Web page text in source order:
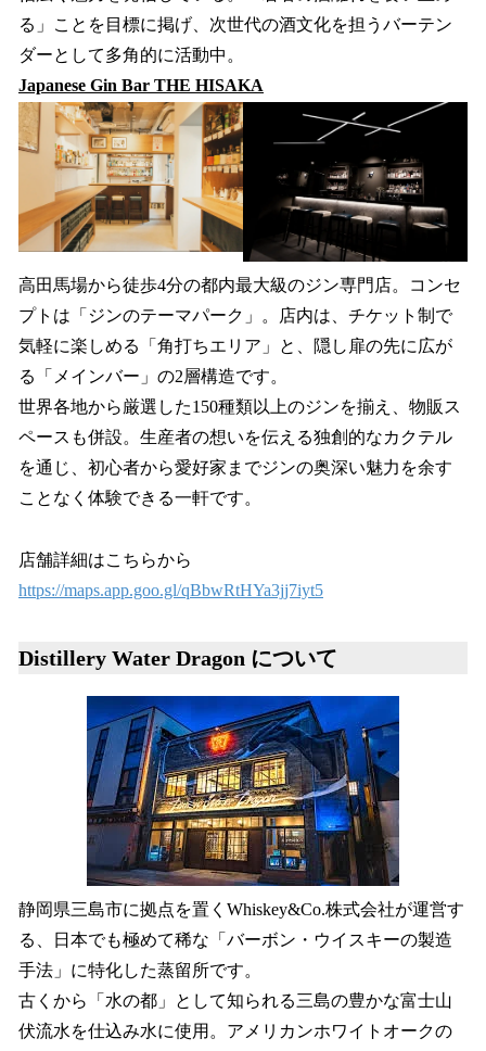
る」ことを目標に掲げ、次世代の酒文化を担うバーテン
ダーとして多角的に活動中。
Japanese Gin Bar THE HISAKA
高田馬場から徒歩4分の都内最大級のジン専門店。コンセ
プトは「ジンのテーマパーク」。店内は、チケット制で
気軽に楽しめる「角打ちエリア」と、隠し扉の先に広が
る「メインバー」の2層構造です。
世界各地から厳選した150種類以上のジンを揃え、物販ス
ペースも併設。生産者の想いを伝える独創的なカクテル
を通じ、初心者から愛好家までジンの奥深い魅力を余す
ことなく体験できる一軒です。
店舗詳細はこちらから
https://maps.app.goo.gl/qBbwRtHYa3jj7iyt5
Distillery Water Dragon について
静岡県三島市に拠点を置くWhiskey&Co.株式会社が運営す
る、日本でも極めて稀な「バーボン・ウイスキーの製造
手法」に特化した蒸留所です。
古くから「水の都」として知られる三島の豊かな富士山
伏流水を仕込み水に使用。アメリカンホワイトオークの